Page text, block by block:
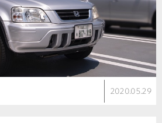
2020.05.29